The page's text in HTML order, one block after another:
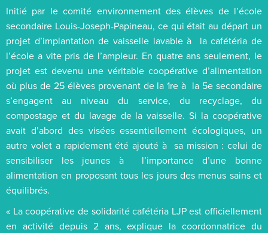
Initié par le comité environnement des élèves de l’école
secondaire Louis-Joseph-Papineau, ce qui était au départ un
projet d’implantation de vaisselle lavable à la cafétéria de
l’école a vite pris de l’ampleur. En quatre ans seulement, le
projet est devenu une véritable coopérative d’alimentation
où plus de 25 élèves provenant de la 1re à la 5e secondaire
s’engagent au niveau du service, du recyclage, du
compostage et du lavage de la vaisselle. Si la coopérative
avait d’abord des visées essentiellement écologiques, un
autre volet a rapidement été ajouté à sa mission : celui de
sensibiliser les jeunes à l’importance d’une bonne
alimentation en proposant tous les jours des menus sains et
équilibrés.
« La coopérative de solidarité cafétéria LJP est officiellement
en activité depuis 2 ans, explique la coordonnatrice du